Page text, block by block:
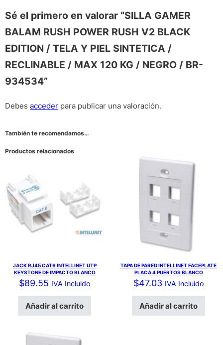
Sé el primero en valorar “SILLA GAMER
BALAM RUSH POWER RUSH V2 BLACK
EDITION / TELA Y PIEL SINTETICA /
RECLINABLE / MAX 120 KG / NEGRO / BR-
934534”
Debes acceder para publicar una valoración.
También te recomendamos…
Productos relacionados
JACK RJ45 CAT6 INTELLINET UTP
KEYSTONE DE IMPACTO BLANCO
$89.55 IVA Incluido
Añadir al carrito
TAPA DE PARED INTELLINET FACEPLATE
PLACA 4 PUERTOS BLANCO
$47.03 IVA Incluido
Añadir al carrito